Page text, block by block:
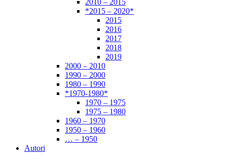
2010 – 2015
*2015 – 2020*
2015
2016
2017
2018
2019
2000 – 2010
1990 – 2000
1980 – 1990
*1970-1980*
1970 – 1975
1975 – 1980
1960 – 1970
1950 – 1960
… – 1950
Autori